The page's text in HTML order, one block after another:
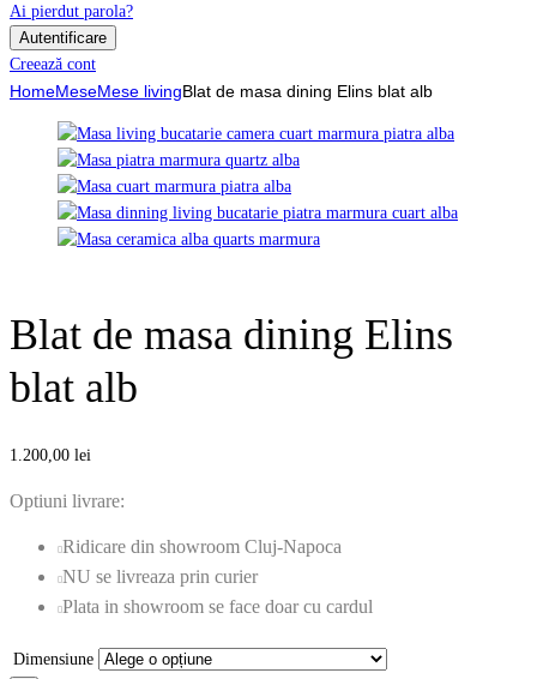
Ai pierdut parola?
Creează cont
HomeMeseMese livingBlat de masa dining Elins blat alb
Blat de masa dining Elins
blat alb
1.200,00 lei
Optiuni livrare:
Ridicare din showroom Cluj-Napoca
NU se livreaza prin curier
Plata in showroom se face doar cu cardul
Dimensiune